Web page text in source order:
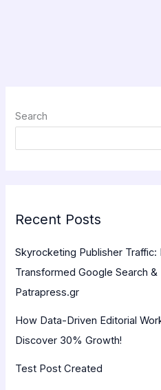
Search
Recent Posts
Skyrocketing Publisher
Transformed Google Search
Patrapress.gr
How Data-Driven Editorial
Discover 30% Growth!
Test Post Created